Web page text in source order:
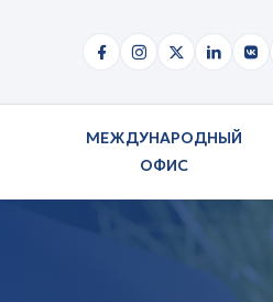
МЕЖДУНАРОДНЫЙ
ОФИС